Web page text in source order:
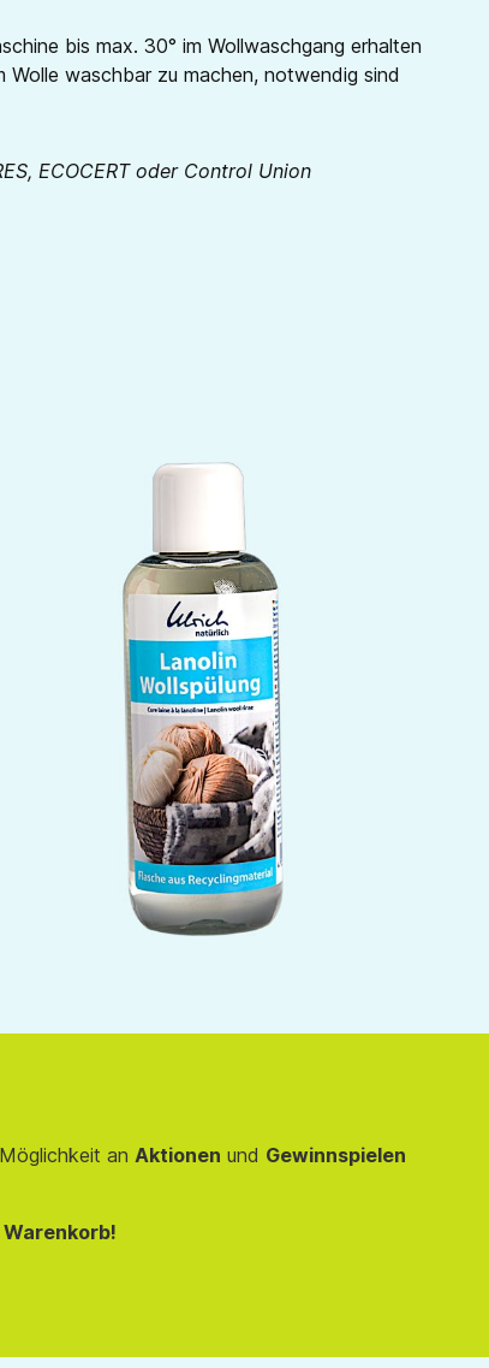
bis max. 30° im Wollwaschgang erhalten
waschbar zu machen, notwendig sind
ECOCERT oder Control Union
an Aktionen und Gewinnspielen
Warenkorb!